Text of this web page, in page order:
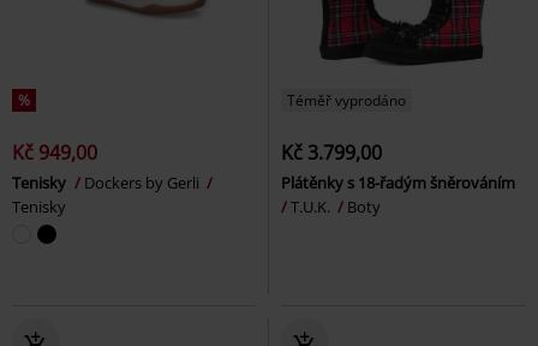
%
Kč 949,00
Tenisky
Dockers by Gerli
Tenisky
Téměř vyprodáno
Kč 3.799,00
Plátěnky s 18-řadým šněrováním
T.U.K.
Boty